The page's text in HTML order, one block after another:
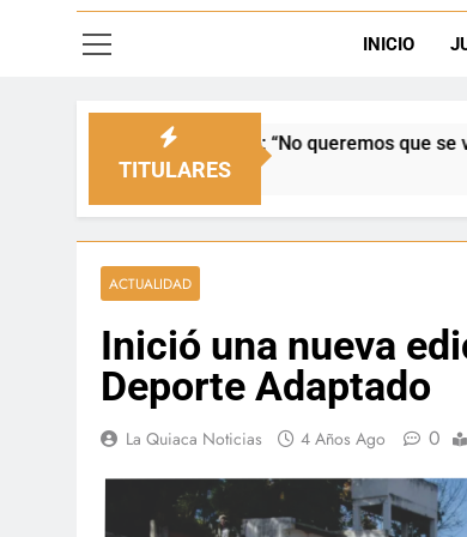
INICIO
TITULARES
“No queremos que se venda nuestra frontera”
ACTUALIDAD
Inició una nueva
Deporte Adaptado
La Quiaca Noticias 4 Años Ago 0